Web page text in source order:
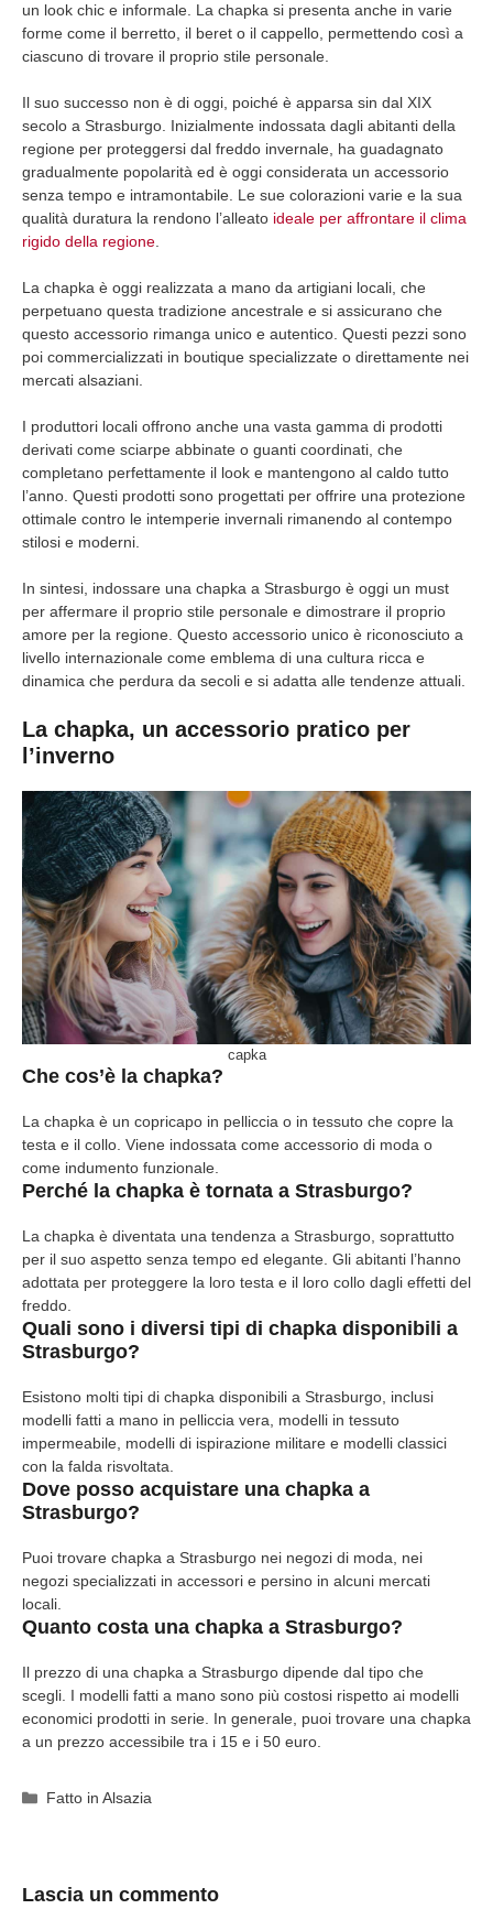
un look chic e informale. La chapka si presenta anche in varie
forme come il berretto, il beret o il cappello, permettendo così a
ciascuno di trovare il proprio stile personale.
Il suo successo non è di oggi, poiché è apparsa sin dal XIX
secolo a Strasburgo. Inizialmente indossata dagli abitanti della
regione per proteggersi dal freddo invernale, ha guadagnato
gradualmente popolarità ed è oggi considerata un accessorio
senza tempo e intramontabile. Le sue colorazioni varie e la sua
qualità duratura la rendono l’alleato ideale per affrontare il clima
rigido della regione.
La chapka è oggi realizzata a mano da artigiani locali, che
perpetuano questa tradizione ancestrale e si assicurano che
questo accessorio rimanga unico e autentico. Questi pezzi sono
poi commercializzati in boutique specializzate o direttamente nei
mercati alsaziani.
I produttori locali offrono anche una vasta gamma di prodotti
derivati come sciarpe abbinate o guanti coordinati, che
completano perfettamente il look e mantengono al caldo tutto
l’anno. Questi prodotti sono progettati per offrire una protezione
ottimale contro le intemperie invernali rimanendo al contempo
stilosi e moderni.
In sintesi, indossare una chapka a Strasburgo è oggi un must
per affermare il proprio stile personale e dimostrare il proprio
amore per la regione. Questo accessorio unico è riconosciuto a
livello internazionale come emblema di una cultura ricca e
dinamica che perdura da secoli e si adatta alle tendenze attuali.
La chapka, un accessorio pratico per
l’inverno
capka
Che cos’è la chapka?
La chapka è un copricapo in pelliccia o in tessuto che copre la
testa e il collo. Viene indossata come accessorio di moda o
come indumento funzionale.
Perché la chapka è tornata a Strasburgo?
La chapka è diventata una tendenza a Strasburgo, soprattutto
per il suo aspetto senza tempo ed elegante. Gli abitanti l’hanno
adottata per proteggere la loro testa e il loro collo dagli effetti del
freddo.
Quali sono i diversi tipi di chapka disponibili a
Strasburgo?
Esistono molti tipi di chapka disponibili a Strasburgo, inclusi
modelli fatti a mano in pelliccia vera, modelli in tessuto
impermeabile, modelli di ispirazione militare e modelli classici
con la falda risvoltata.
Dove posso acquistare una chapka a
Strasburgo?
Puoi trovare chapka a Strasburgo nei negozi di moda, nei
negozi specializzati in accessori e persino in alcuni mercati
locali.
Quanto costa una chapka a Strasburgo?
Il prezzo di una chapka a Strasburgo dipende dal tipo che
scegli. I modelli fatti a mano sono più costosi rispetto ai modelli
economici prodotti in serie. In generale, puoi trovare una chapka
a un prezzo accessibile tra i 15 e i 50 euro.
Categorie
Fatto in Alsazia
Lascia un commento